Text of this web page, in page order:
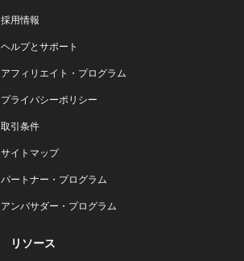
採用情報
ヘルプとサポート
アフィリエイト・プログラム
プライバシーポリシー
取引条件
サイトマップ
パートナー・プログラム
アンバサダー・プログラム
リソース